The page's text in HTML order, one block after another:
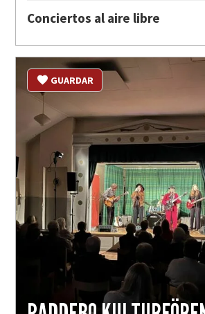
Conciertos al aire libre
GUARDAR